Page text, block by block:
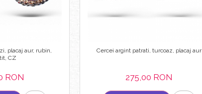
placaj aur, rubin,
CZ
RON
Cercei argint patrati, turcoaz, placaj aur
275,00 RON